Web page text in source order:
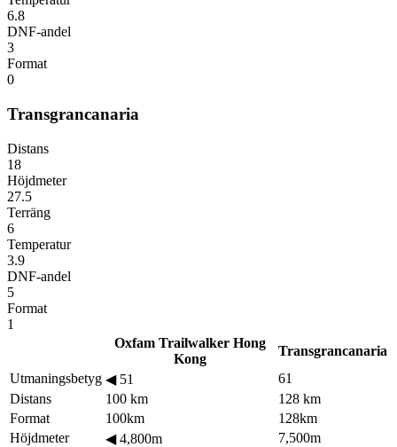
6.8
DNF-andel
3
Format
0
Transgrancanaria
Distans
18
Höjdmeter
27.5
Terräng
6
Temperatur
3.9
DNF-andel
5
Format
1
Oxfam Trailwalker Hong
Kong
Transgrancanaria
Utmaningsbetyg ◀51
61
Distans
100 km
128 km
Format
100km
128km
Höjdmeter
◀4,800m
7,500m